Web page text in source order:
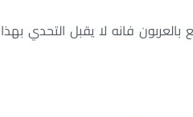
فانه لا يقبل التحدي بهذا